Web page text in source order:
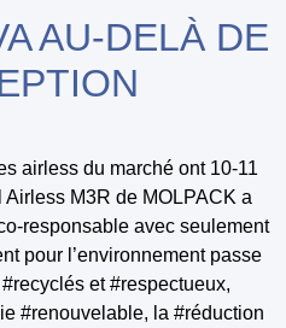
AU-DELÀ DE
airless du marché ont 10-11
M3R de MOLPACK a
responsable avec seulement
pour l’environnement passe
et #respectueux,
#renouvelable, la #réduction